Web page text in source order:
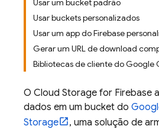
Usar um bucket padrão
Usar buckets personalizados
Usar um app do Firebase
Gerar um URL de download
Bibliotecas de cliente do Google
O Cloud Storage for Firebase
dados em um bucket do
Storage
, uma solução de